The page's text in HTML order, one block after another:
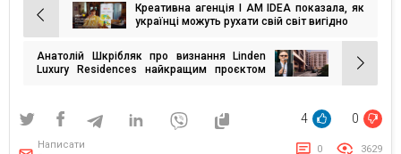
Навігація
записів
Креативна агенція I AM IDEA показала, як
українці можуть рухати свій світ вигідно
Анатолій Шкрібляк про визнання Linden
Luxury Residences найкращим проєктом
4 0
Написати
0 3629